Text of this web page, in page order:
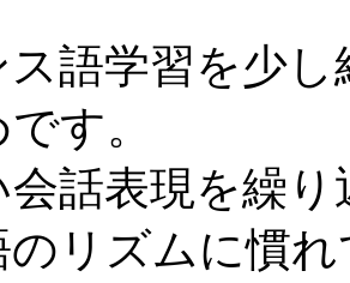
語学習を少し
す。
話表現を繰
のリズムに慣